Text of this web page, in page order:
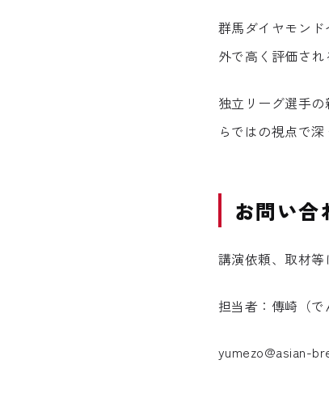
群馬ダイヤモン
外で高く評価され
独立リーグ選手
らではの視点で
お問い合
講演依頼、取材等
担当者：傳崎（で
yumezo@asian-